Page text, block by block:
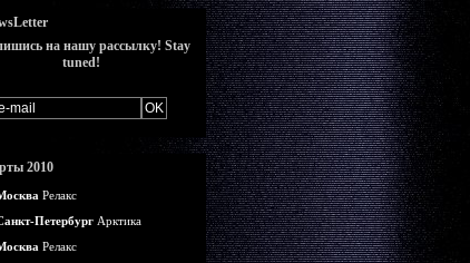
на нашу рассылку! Stay
tuned!
2010
Релакс
Петербург Арктика
Релакс